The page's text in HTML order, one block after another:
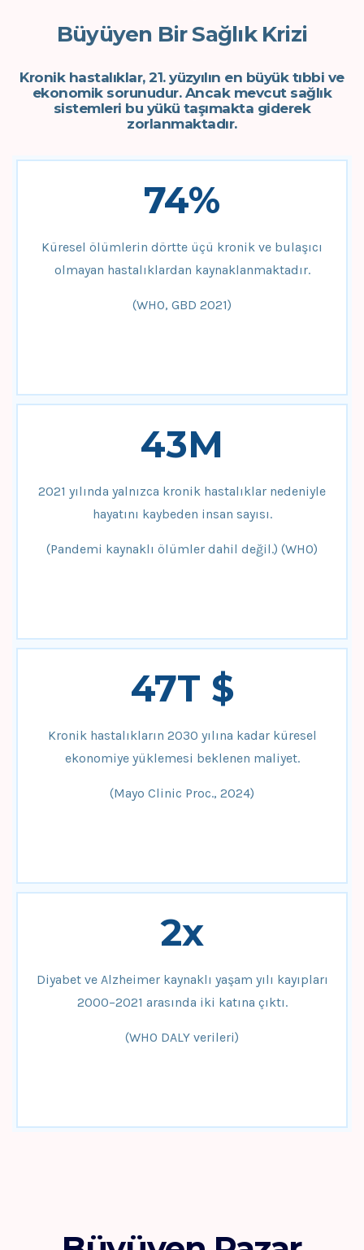
Büyüyen Bir Sağlık Krizi
Kronik hastalıklar, 21. yüzyılın en büyük tıbbi ve
ekonomik sorunudur.Ancak mevcut sağlık
sistemleri bu yükü taşımakta giderek
zorlanmaktadır.
74%
Küresel ölümlerin dörtte üçü kronik ve bulaşıcı
olmayan hastalıklardan kaynaklanmaktadır.
(WHO, GBD 2021)
43M
2021 yılında yalnızca kronik hastalıklar nedeniyle
hayatını kaybeden insan sayısı.
(Pandemi kaynaklı ölümler dahil değil.) (WHO)
47T $
Kronik hastalıkların 2030 yılına kadar küresel
ekonomiye yüklemesi beklenen maliyet.
(Mayo Clinic Proc., 2024)
2x
Diyabet ve Alzheimer kaynaklı yaşam yılı kayıpları
2000–2021 arasında iki katına çıktı.
(WHO DALY verileri)